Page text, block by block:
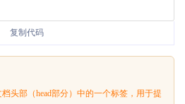
复制代码
头部（head部分）中的一个标签，用于提